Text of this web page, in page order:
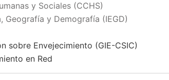
y Sociales (CCHS)
Geografía y Demografía (IEGD)
sobre Envejecimiento (GIE-CSIC)
en Red